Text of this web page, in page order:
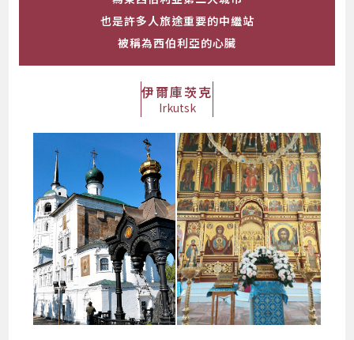
也是許多人旅途重要的中繼站
被稱為西伯利亞的心臟
伊爾庫茨克
Irkutsk